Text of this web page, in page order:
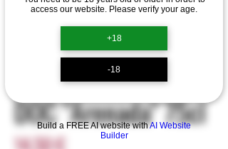
access our website. Please verify your age.
+18
-18
Build a FREE AI website withAI Website
Builder
Monica di Sardegna
DOC "Arenada" 75cl